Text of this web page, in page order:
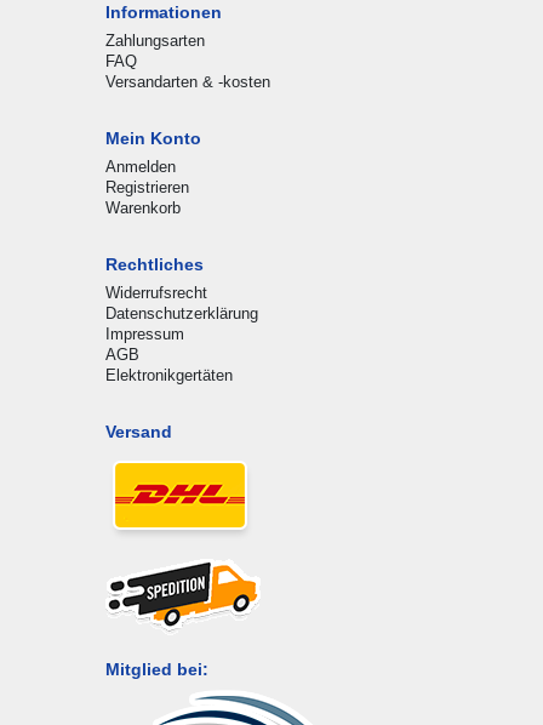
Informationen
Zahlungsarten
FAQ
Versandarten & -kosten
Mein Konto
Anmelden
Registrieren
Warenkorb
Rechtliches
Widerrufsrecht
Datenschutzerklärung
Impressum
AGB
Elektronikgertäten
Versand
Mitglied bei: